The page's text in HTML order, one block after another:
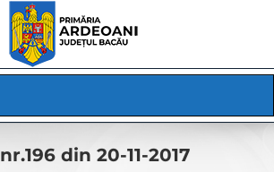
din 20-11-2017